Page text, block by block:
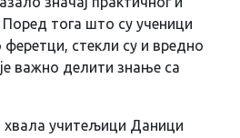
тога што су ученици
стекли су и вредно
важно делити знање са
хвала учитељици Даници